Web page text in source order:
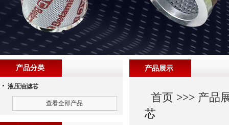
产品展示
首页 >>> 产品
芯
产品分类
液压油滤芯
查看全部产品